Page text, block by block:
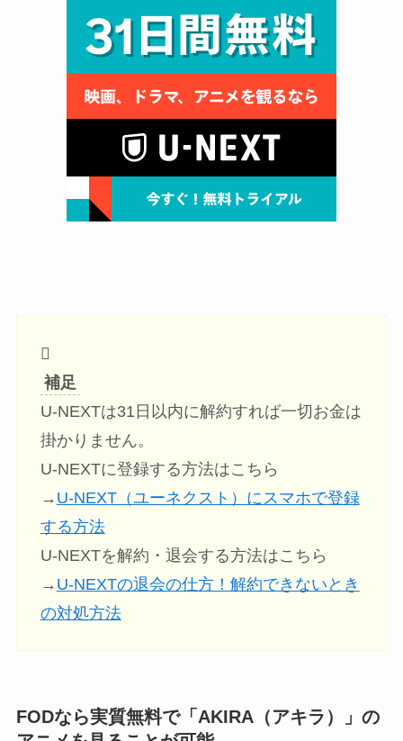
補足
U-NEXTは31日以内に解約すれば一切お金は
掛かりません。
U-NEXTに登録する方法はこちら
→ U-NEXT（ユーネクスト）にスマホで登録
する方法
U-NEXTを解約・退会する方法はこちら
→ U-NEXTの退会の仕方！解約できないとき
の対処方法
FODなら実質無料で「AKIRA（アキラ）」の